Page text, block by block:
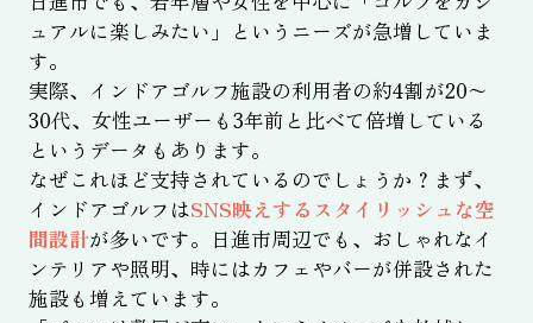
ュアルに楽しみたい」というニーズが急増していま
す。
実際、インドアゴルフ施設の利用者の約4割が20〜
30代、女性ユーザーも3年前と比べて倍増している
というデータもあります。
なぜこれほど支持されているのでしょうか？まず、
インドアゴルフはSNS映えするスタイリッシュな空
間設計が多いです。日進市周辺でも、おしゃれなイ
ンテリアや照明、時にはカフェやバーが併設された
施設も増えています。